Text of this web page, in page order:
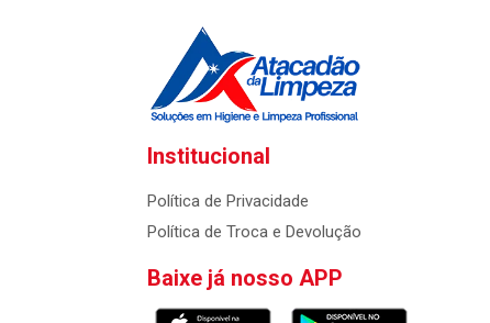
Institucional
Política de Privacidade
Política de Troca e Devolução
Baixe já nosso APP